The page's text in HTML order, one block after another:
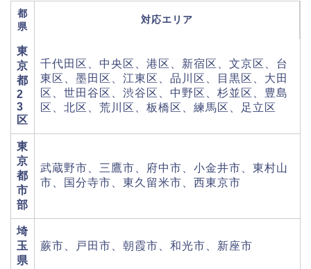
都
県
対応エリア
東
京
都
2
3
区
千代田区、中央区、港区、新宿区、文京区、台
東区、墨田区、江東区、品川区、目黒区、大田
区、世田谷区、渋谷区、中野区、杉並区、豊島
区、北区、荒川区、板橋区、練馬区、足立区
東
京
都
市
部
武蔵野市、三鷹市、府中市、小金井市、東村山
市、国分寺市、東久留米市、西東京市
埼
玉
県
蕨市、戸田市、朝霞市、和光市、新座市